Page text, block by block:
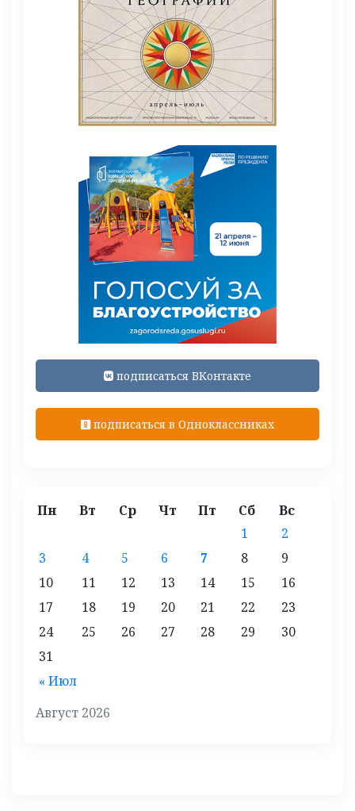
подписаться ВКонтакте
подписаться в Одноклассниках
Август 2026
Пн Вт Ср Чт Пт Сб Вс
« Июл
1
2
3
4 5 6 7 8
9
10
11 12 13 14 15
16
17
18 19 20 21 22
23
24
25 26 27 28 29
30
31